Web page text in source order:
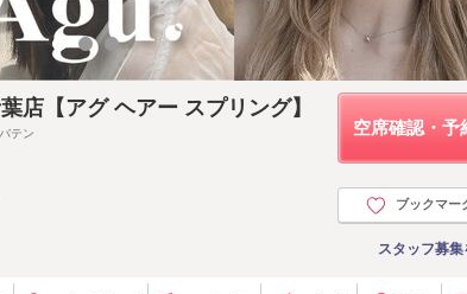
空席確認・予
ブックマー
スタッフ募
【アグ ヘアー スプリング】
テン